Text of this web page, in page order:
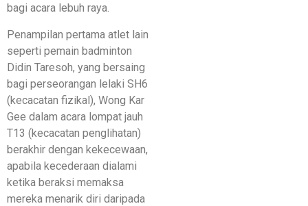
bagi acara lebuh raya.
Penampilan pertama atlet lain
seperti pemain badminton
Didin Taresoh, yang bersaing
bagi perseorangan lelaki SH6
(kecacatan fizikal), Wong Kar
Gee dalam acara lompat jauh
T13 (kecacatan penglihatan)
berakhir dengan kekecewaan,
apabila kecederaan dialami
ketika beraksi memaksa
mereka menarik diri daripada